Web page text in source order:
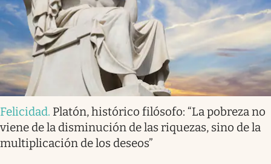
Felicidad. Platón, histórico filósofo: “La pobreza no
viene de la disminución de las riquezas, sino de la
multiplicación de los deseos”